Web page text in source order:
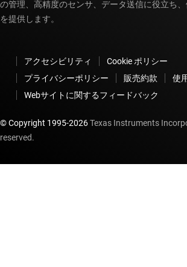
の管理、高精度のセンサ、データ送信に役立ち
を提供します。
アクセシビリティ
Cookie ポリシー
プライバシーポリシー
販売約款 使
Webサイトに関するフィードバック
© Copyright 1995-2026Texas Instruments
reserved.